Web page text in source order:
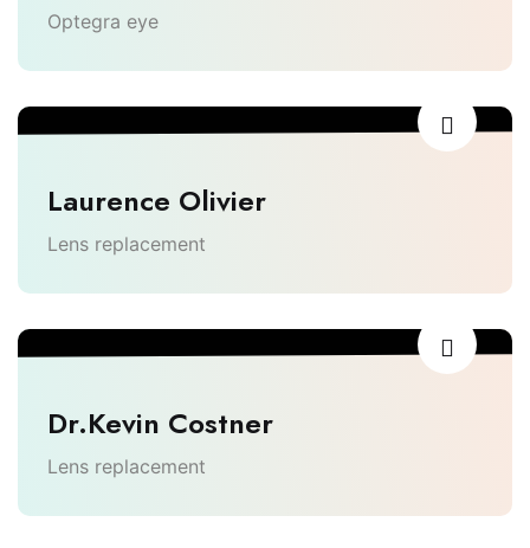
Optegra eye
Laurence Olivier
Lens replacement
Dr.Kevin Costner
Lens replacement